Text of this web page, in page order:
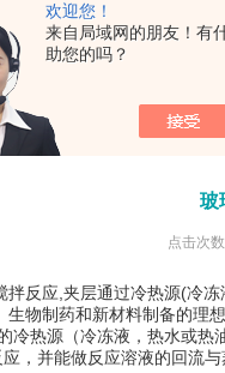
欢迎您！
来自局域网的朋友！有
助您的吗？
玻
点击次
拌反应,夹层通过冷热源(冷
物制药和新材料制备的理
冷热源（冷冻液，热水或
，并能做反应溶液的回流